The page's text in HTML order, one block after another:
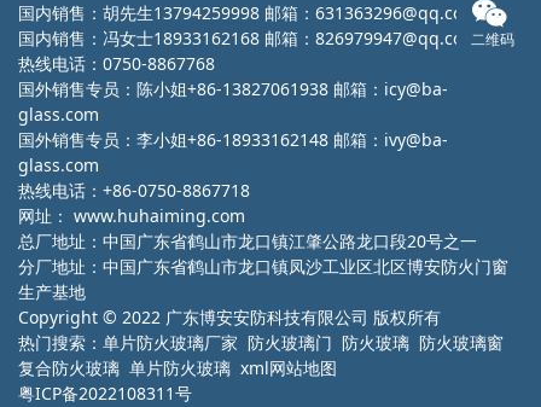
国内销售：胡先生13794259998 邮箱：631363296@qq.com
国内销售：冯女士18933162168 邮箱：826979947@qq.com
热线电话：0750-8867768
国外销售专员：陈小姐+86-13827061938 邮箱：icy@ba-
glass.com
国外销售专员：李小姐+86-18933162148 邮箱：ivy@ba-
glass.com
热线电话：+86-0750-8867718
网址： www.huhaiming.com
总厂地址：中国广东省鹤山市龙口镇江肇公路龙口段20号之一
分厂地址：中国广东省鹤山市龙口镇凤沙工业区北区博安防火门窗
生产基地
Copyright © 2022 广东博安安防科技有限公司 版权所有
热门搜索： 单片防火玻璃厂家 防火玻璃门 防火玻璃 防火玻璃窗
复合防火玻璃 单片防火玻璃 xml网站地图
粤ICP备2022108311号
二维码